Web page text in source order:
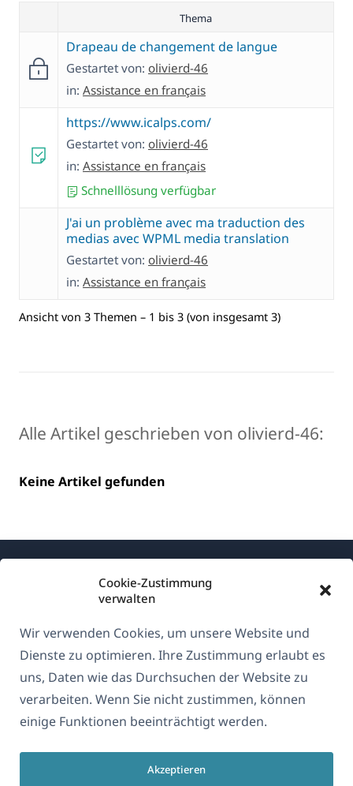
Cookie-Zustimmung
verwalten
Wir verwenden Cookies, um unsere Website und
Dienste zu optimieren. Ihre Zustimmung erlaubt es
uns, Daten wie das Durchsuchen der Website zu
verarbeiten. Wenn Sie nicht zustimmen, können
einige Funktionen beeinträchtigt werden.
Akzeptieren
Thema
Drapeau de changement de langue
Gestartet von: olivierd-46
in: Assistance en français
https://www.icalps.com/
Gestartet von: olivierd-46
in: Assistance en français
Schnelllösung verfügbar
J'ai un problème avec ma traduction des
medias avec WPML media translation
Gestartet von: olivierd-46
in: Assistance en français
Ansicht von 3 Themen – 1 bis 3 (von insgesamt 3)
Alle Artikel geschrieben von olivierd-46:
Keine Artikel gefunden
Über WPML
DSGVO & Datenschutzrichtlinie
Unserem Team beitreten(öffnet
in
in
einem
(öffnet
in
einem
in